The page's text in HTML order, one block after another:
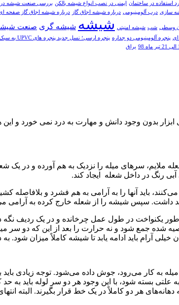
استفاده در ساختمان ایمنی در نصب انواع شیشه بالکن بررسی صنعت شیشه
سازی درب آلومینیومی درباره شیشه اجاق گاز درباره شیشه اجاق گاز صفحه
وسطی شب شيشه امنيتي شیشه شیشه گری صنعت
پنجره آلومینیومی دو جداره پنجره ارسی؛ نسل جدید پنجره های UPVC به سبک معماری ایرانی اسلامی
یراق
بدون وجود دانش و مهارت به درد نمی خورد و
سرهای میله را نزدیک به هم آورده و در یک
رنگ در داخل شعله ایجاد کند.
باید آنها را به آرامی به هم فشرد و بلافاصله
سپس شیشه را از شعله خارج کرده به آرامی
یکنواخت در طول عمل چرخانده و در یک ردیف نگه
شده جمع شود و نه حرارت را بعد از این که دو سر
آرام باید ادامه یابد تا شیشه کاملاً میزان شود.
به کار می‌رود، جوش داده می‌شود. توجه زیادی
یا به علتی بسته شود، با این وجود هر دو سر لوله
هر دو کاملاً در یک خط قرار بگیرند. البته